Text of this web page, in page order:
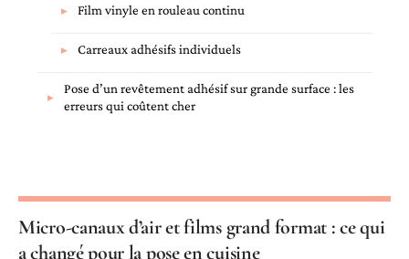
Film vinyle en rouleau continu
Carreaux adhésifs individuels
Pose d’un revêtement adhésif sur grande surface : les
erreurs qui coûtent cher
Micro-canaux d’air et films grand format : ce qui
a changé pour la pose en cuisine